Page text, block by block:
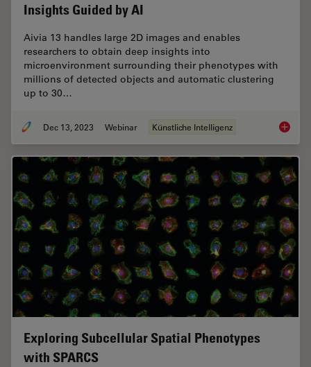
Insights Guided by AI
Aivia 13 handles large 2D images and enables
researchers to obtain deep insights into
microenvironment surrounding their phenotypes with
millions of detected objects and automatic clustering
up to 30…
Dec 13, 2023 Webinar Künstliche Intelligenz
Exploring Subcellular Spatial Phenotypes
with SPARCS